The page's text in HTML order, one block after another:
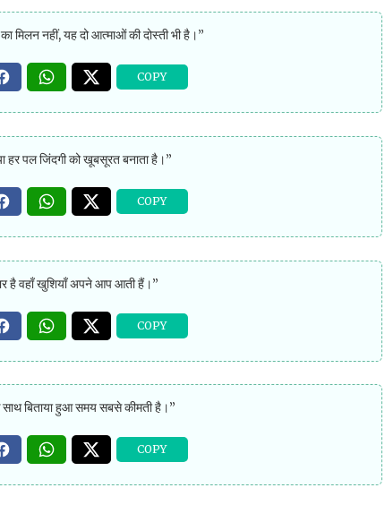
का मिलन नहीं, यह दो आत्माओं की दोस्ती भी है।”
हर पल जिंदगी को खूबसूरत बनाता है।”
है वहाँ खुशियाँ अपने आप आती हैं।”
बिताया हुआ समय सबसे कीमती है।”